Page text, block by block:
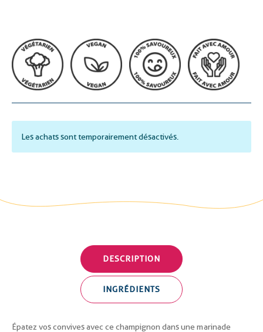
Les achats sont temporairement désactivés.
DESCRIPTION
INGRÉDIENTS
Épatez vos convives avec ce champignon dans une marinade